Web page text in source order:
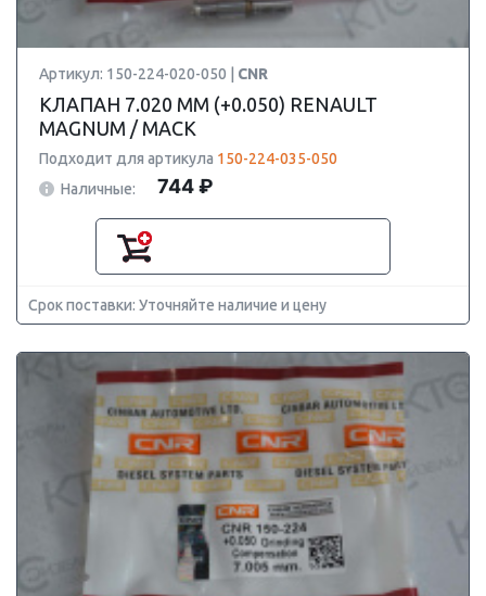
Артикул: 150-224-020-050 | CNR
КЛАПАН 7.020 ММ (+0.050) RENAULT
MAGNUM / MACK
Подходит для артикула 150-224-035-050
Наличные:
744 ₽
Срок поставки: Уточняйте наличие и цену